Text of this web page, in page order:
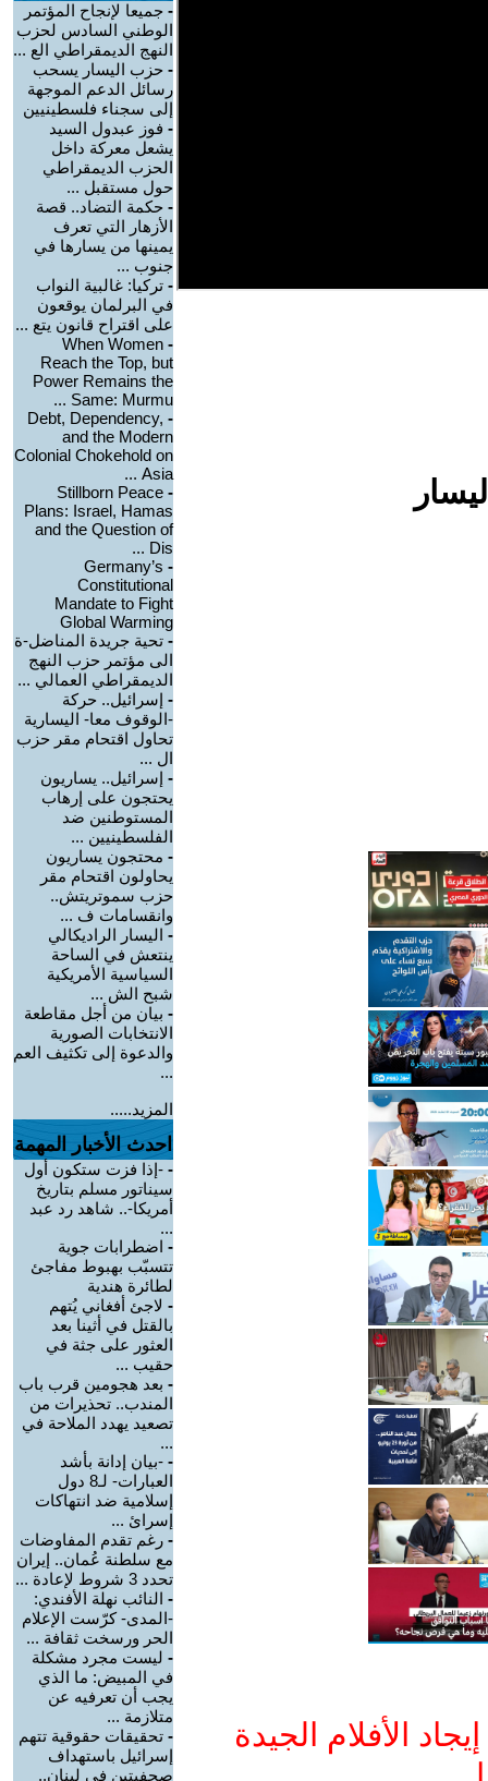
الأفلام الجيدة
- جميعا لإنجاح المؤتمر
الوطني السادس لحزب
النهج الديمقراطي الع ...
- حزب اليسار يسحب
رسائل الدعم الموجهة
إلى سجناء فلسطينيين
- فوز عبدول السيد
يشعل معركة داخل
الحزب الديمقراطي
حول مستقبل ...
- حكمة التضاد.. قصة
الأزهار التي تعرف
يمينها من يسارها في
جنوب ...
- تركيا: غالبية النواب
في البرلمان يوقعون
على اقتراح قانون يتع ...
-
When Women
Reach the Top, but
Power Remains the
Same: Murmu ...
-
Debt, Dependency,
and the Modern
Colonial Chokehold on
Asia ...
-
Stillborn Peace
Plans: Israel, Hamas
and the Question of
Dis ...
-
Germany’s
Constitutional
Mandate to Fight
Global Warming
- تحية جريدة المناضل-ة
الى مؤتمر حزب النهج
الديمقراطي العمالي ...
- إسرائيل.. حركة
-الوقوف معا- اليسارية
تحاول اقتحام مقر حزب
ال ...
- إسرائيل.. يساريون
يحتجون على إرهاب
المستوطنين ضد
الفلسطينيين ...
- محتجون يساريون
يحاولون اقتحام مقر
حزب سموتريتش..
وانقسامات ف ...
- اليسار الراديكالي
ينتعش في الساحة
السياسية الأمريكية
شبح الش ...
- بيان من أجل مقاطعة
الانتخابات الصورية
والدعوة إلى تكثيف العم
...
المزيد.....
احدث الأخبار المهمة
- -إذا فزت ستكون أول
سيناتور مسلم بتاريخ
أمريكا-.. شاهد رد عبد
...
- اضطرابات جوية
تتسبّب بهبوط مفاجئ
لطائرة هندية
- لاجئ أفغاني يُتهم
بالقتل في أثينا بعد
العثور على جثة في
حقيب ...
- بعد هجومين قرب باب
المندب.. تحذيرات من
تصعيد يهدد الملاحة في
...
- -بيان إدانة بأشد
العبارات- لـ8 دول
إسلامية ضد انتهاكات
إسرائ ...
- رغم تقدم المفاوضات
مع سلطنة عُمان.. إيران
تحدد 3 شروط لإعادة ...
- النائب نهلة الأفندي:
-المدى- كرّست الإعلام
الحر ورسخت ثقافة ...
- ليست مجرد مشكلة
في المبيض: ما الذي
يجب أن تعرفيه عن
متلازمة ...
- تحقيقات حقوقية تتهم
إسرائيل باستهداف
صحفيتين في لبنان..